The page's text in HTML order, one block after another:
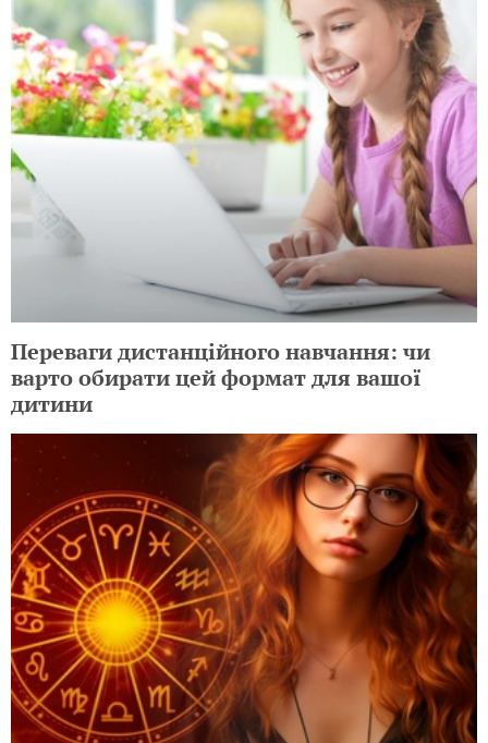
Переваги дистанційного навчання: чи
варто обирати цей формат для вашої
дитини